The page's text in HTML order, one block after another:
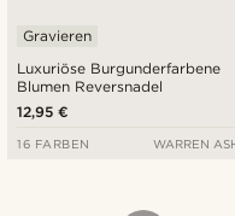
Luxuriöse Burgunderfarbene
Blumen Reversnadel
Gravieren
12,95 €
16 FARBEN WARREN